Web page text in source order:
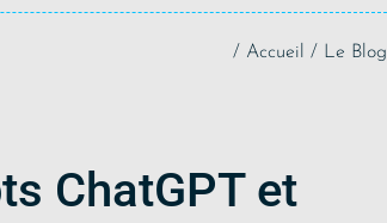
/ Accueil / Le Blog
ChatGPT et